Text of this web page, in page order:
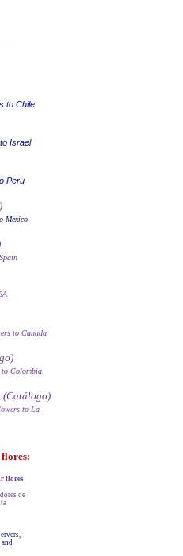
to Chile
Israel
Peru
Mexico
to Canada
to Colombia
(Catálogo)
to La
flores:
flores
de
and